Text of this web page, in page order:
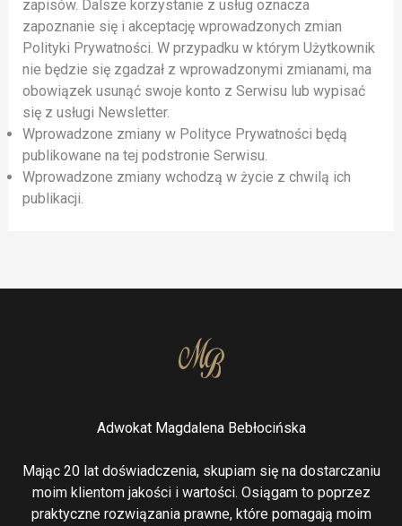
zapisów. Dalsze korzystanie z usług oznacza
zapoznanie się i akceptację wprowadzonych zmian
Polityki Prywatności. W przypadku w którym Użytkownik
nie będzie się zgadzał z wprowadzonymi zmianami, ma
obowiązek usunąć swoje konto z Serwisu lub wypisać
się z usługi Newsletter.
Wprowadzone zmiany w Polityce Prywatności będą
publikowane na tej podstronie Serwisu.
Wprowadzone zmiany wchodzą w życie z chwilą ich
publikacji.
Adwokat Magdalena Bebłocińska
Mając 20 lat doświadczenia, skupiam się na dostarczaniu
moim klientom jakości i wartości. Osiągam to poprzez
praktyczne rozwiązania prawne, które pomagają moim